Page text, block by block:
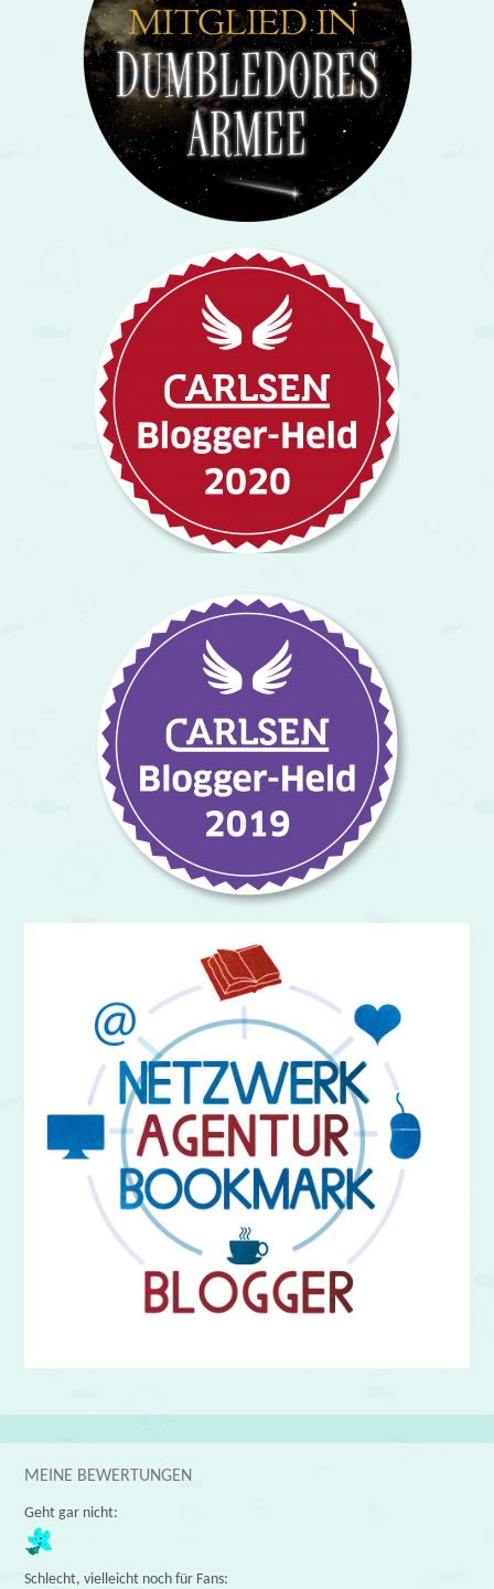
MEINE BEWERTUNGEN
Geht gar nicht:
Schlecht, vielleicht noch für Fans: